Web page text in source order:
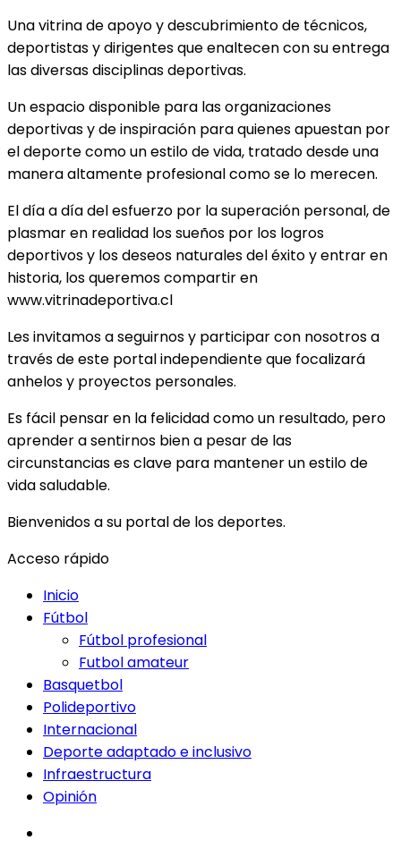
Una vitrina de apoyo y descubrimiento de técnicos,
deportistas y dirigentes que enaltecen con su entrega
las diversas disciplinas deportivas.
Un espacio disponible para las organizaciones
deportivas y de inspiración para quienes apuestan por
el deporte como un estilo de vida, tratado desde una
manera altamente profesional como se lo merecen.
El día a día del esfuerzo por la superación personal, de
plasmar en realidad los sueños por los logros
deportivos y los deseos naturales del éxito y entrar en
historia, los queremos compartir en
www.vitrinadeportiva.cl
Les invitamos a seguirnos y participar con nosotros a
través de este portal independiente que focalizará
anhelos y proyectos personales.
Es fácil pensar en la felicidad como un resultado, pero
aprender a sentirnos bien a pesar de las
circunstancias es clave para mantener un estilo de
vida saludable.
Bienvenidos a su portal de los deportes.
Acceso rápido
Inicio
Fútbol
Fútbol profesional
Futbol amateur
Basquetbol
Polideportivo
Internacional
Deporte adaptado e inclusivo
Infraestructura
Opinión